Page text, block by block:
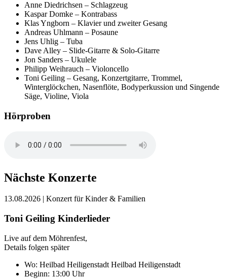
Anne Diedrichsen – Schlagzeug
Kaspar Domke – Kontrabass
Klas Yngborn – Klavier und zweiter Gesang
Andreas Uhlmann – Posaune
Jens Uhlig – Tuba
Dave Alley – Slide-Gitarre & Solo-Gitarre
Jon Sanders – Ukulele
Philipp Weihrauch – Violoncello
Toni Geiling – Gesang, Konzertgitarre, Trommel,
Winterglöckchen, Nasenflöte, Bodyperkussion und Singende
Säge, Violine, Viola
Hörproben
Nächste Konzerte
13.08.2026 | Konzert für Kinder & Familien
Toni Geiling Kinderlieder
Live auf dem Möhrenfest,
Details folgen später
Wo: Heilbad Heiligenstadt Heilbad Heiligenstadt
Beginn: 13:00 Uhr